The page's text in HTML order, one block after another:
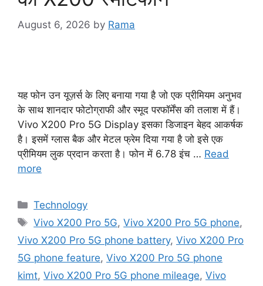
August 6, 2026 by Rama
यह फोन उन यूज़र्स के लिए बनाया गया है जो एक प्रीमियम अनुभव
के साथ शानदार फोटोग्राफी और स्मूद परफॉर्मेंस की तलाश में हैं।
Vivo X200 Pro 5G Display इसका डिजाइन बेहद आकर्षक
है। इसमें ग्लास बैक और मेटल फ्रेम दिया गया है जो इसे एक
प्रीमियम लुक प्रदान करता है। फोन में 6.78 इंच … Read
more
Categories
Technology
Tags
Vivo X200 Pro 5G,Vivo X200 Pro 5G phone,
Vivo X200 Pro 5G phone battery, Vivo X200 Pro
5G phone feature, Vivo X200 Pro 5G phone
kimt, Vivo X200 Pro 5G phone mileage, Vivo